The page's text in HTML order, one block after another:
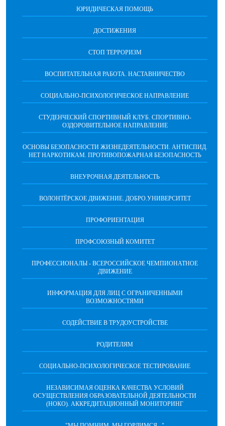
ЮРИДИЧЕСКАЯ ПОМОЩЬ
ДОСТИЖЕНИЯ
СТОП ТЕРРОРИЗМ
ВОСПИТАТЕЛЬНАЯ РАБОТА. НАСТАВНИЧЕСТВО
СОЦИАЛЬНО-ПСИХОЛОГИЧЕСКОЕ НАПРАВЛЕНИЕ
СТУДЕНЧЕСКИЙ СПОРТИВНЫЙ КЛУБ. СПОРТИВНО-
ОЗДОРОВИТЕЛЬНОЕ НАПРАВЛЕНИЕ
ОСНОВЫ БЕЗОПАСНОСТИ ЖИЗНЕДЕЯТЕЛЬНОСТИ. АНТИСПИД.
НЕТ НАРКОТИКАМ. ПРОТИВОПОЖАРНАЯ БЕЗОПАСНОСТЬ
ВНЕУРОЧНАЯ ДЕЯТЕЛЬНОСТЬ
ВОЛОНТЁРСКОЕ ДВИЖЕНИЕ. ДОБРО.УНИВЕРСИТЕТ
ПРОФОРИЕНТАЦИЯ
ПРОФСОЮЗНЫЙ КОМИТЕТ
ПРОФЕССИОНАЛЫ - ВСЕРОССИЙСКОЕ ЧЕМПИОНАТНОЕ
ДВИЖЕНИЕ
ИНФОРМАЦИЯ ДЛЯ ЛИЦ С ОГРАНИЧЕННЫМИ
ВОЗМОЖНОСТЯМИ
СОДЕЙСТВИЕ В ТРУДОУСТРОЙСТВЕ
РОДИТЕЛЯМ
СОЦИАЛЬНО-ПСИХОЛОГИЧЕСКОЕ ТЕСТИРОВАНИЕ
НЕЗАВИСИМАЯ ОЦЕНКА КАЧЕСТВА УСЛОВИЙ
ОСУЩЕСТВЛЕНИЯ ОБРАЗОВАТЕЛЬНОЙ ДЕЯТЕЛЬНОСТИ
(НОКО). АККРЕДИТАЦИОННЫЙ МОНИТОРИНГ